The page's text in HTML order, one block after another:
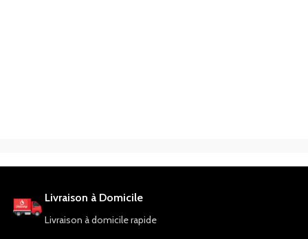
Livraison à Domicile
Livraison à domicile rapide